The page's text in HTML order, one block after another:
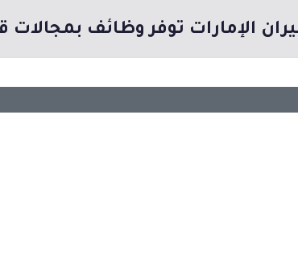
الإمارات توفر وظائف بمجالات